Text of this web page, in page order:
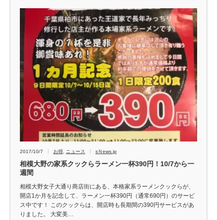
2017/10/7 お得 ニュース sＮews.jp
相模大野の家系クックらラーメン一杯390円！10/7から一
週間
相模大野女子大通り商店街にある、本格家系ラーメンクックらが、
開店1か月を記念して、ラーメン一杯390円（通常690円）のサービ
ス中です！ このクックらは、開店時も長期間の390円サービスがあ
りました。 大変美…